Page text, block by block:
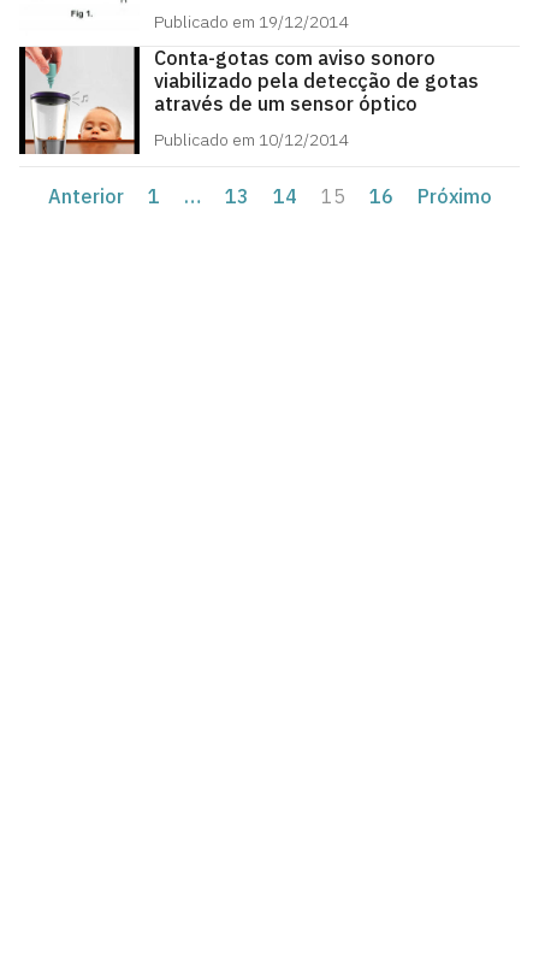
Publicado em 19/12/2014
Conta-gotas com aviso sonoro
viabilizado pela detecção de gotas
através de um sensor óptico
Publicado em 10/12/2014
Anterior 1 … 13 14 15 16 Próximo